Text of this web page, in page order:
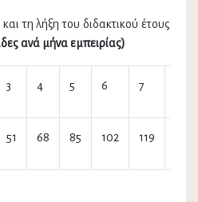
τη λήξη του διδακτικού έτους
ανά μήνα εμπειρίας)
3 4 5 6 7
51 68 85 102 119